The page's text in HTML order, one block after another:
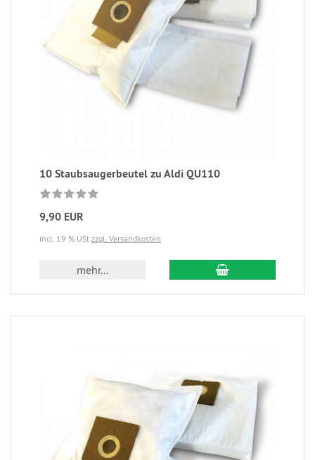
10 Staubsaugerbeutel zu Aldi QU110
9,90 EUR
incl. 19 % USt zzgl. Versandkosten
mehr...